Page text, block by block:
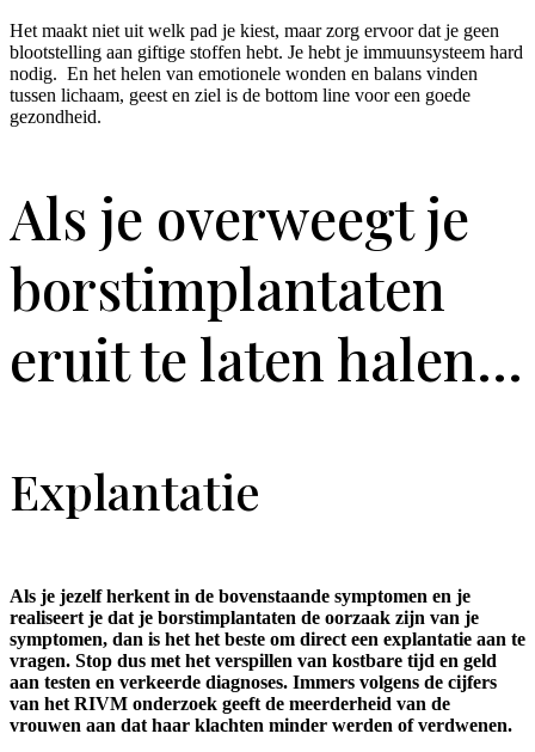
Het maakt niet uit welk pad je kiest, maar zorg ervoor dat je geen
blootstelling aan giftige stoffen hebt. Je hebt je immuunsysteem hard
nodig. En het helen van emotionele wonden en balans vinden
tussen lichaam, geest en ziel is de bottom line voor een goede
gezondheid.
Als je overweegt je
borstimplantaten
eruit te laten halen...
Explantatie
Als je jezelf herkent in de bovenstaande symptomen en je
realiseert je dat je borstimplantaten de oorzaak zijn van je
symptomen, dan is het het beste om direct een explantatie aan te
vragen. Stop dus met het verspillen van kostbare tijd en geld
aan testen en verkeerde diagnoses. Immers volgens de cijfers
van het RIVM onderzoek geeft de meerderheid van de
vrouwen aan dat haar klachten minder werden of verdwenen.